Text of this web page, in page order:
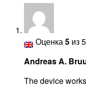
Оценка5 из 5
Andreas A.
The device